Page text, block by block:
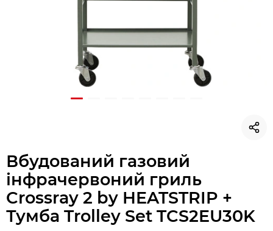
Вбудований газовий
інфрачервоний гриль
Crossray 2 by HEATSTRIP +
Тумба Trolley Set TCS2EU30K